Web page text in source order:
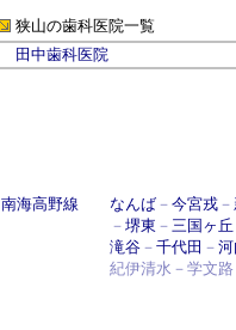
狭山の歯科医院一覧
田中歯科医院
南海高野線 なんば－ 今宮戎－
－ 堺東 － 三国ヶ丘
滝谷－ 千代田 －
紀伊清水－学文